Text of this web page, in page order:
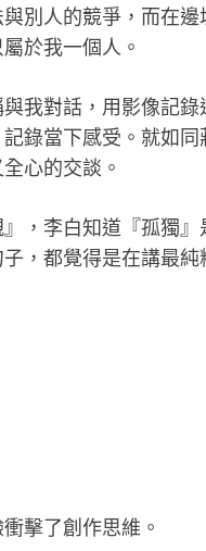
與別人的競爭，而在
於我一個人。
我對話，用影像記錄
錄當下感受。就如
心的交談。
，李白知道『孤獨』
，都覺得是在講最
擊了創作思維。